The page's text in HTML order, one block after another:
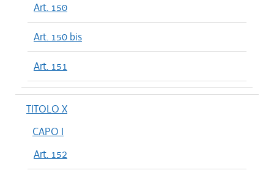
Art. 150
Art. 150 bis
Art. 151
TITOLO X
CAPO I
Art. 152